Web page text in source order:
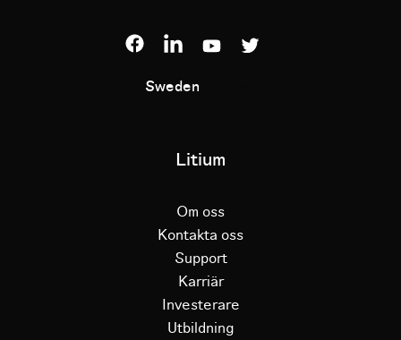
Sweden
Litium
Om oss
Kontakta oss
Support
Karriär
Investerare
Utbildning